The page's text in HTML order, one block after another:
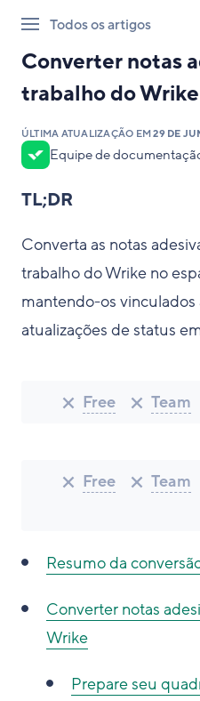
Todos os artigos
Converter notas
trabalho do Wrike
ÚLTIMA ATUALIZAÇÃO EM29 DE
Equipe de
TL;DR
Converta as notas
trabalho do Wrike no
mantendo-os
atualizações de status
Free Team
Free Team
Resumo da
Converter notas
Wrike
Prepare seu